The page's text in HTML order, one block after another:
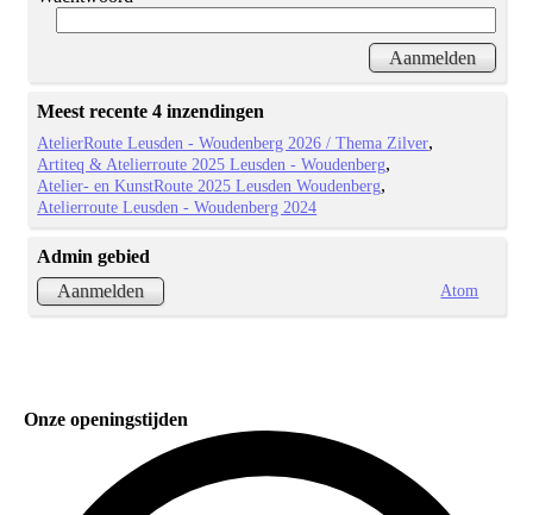
Meest recente 4 inzendingen
AtelierRoute Leusden - Woudenberg 2026 / Thema Zilver
Artiteq & Atelierroute 2025 Leusden - Woudenberg
Atelier- en KunstRoute 2025 Leusden Woudenberg
Atelierroute Leusden - Woudenberg 2024
Admin gebied
Aanmelden
Atom
Onze openingstijden